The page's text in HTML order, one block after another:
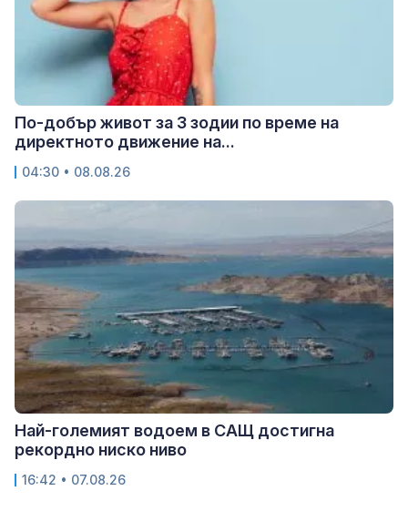
По-добър живот за 3 зодии по време на
директното движение на...
04:30 • 08.08.26
Най-големият водоем в САЩ достигна
рекордно ниско ниво
16:42 • 07.08.26